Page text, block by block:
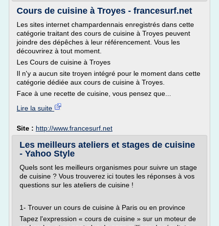
Cours de cuisine à Troyes - francesurf.net
Les sites internet champardennais enregistrés dans cette
catégorie traitant des cours de cuisine à Troyes peuvent
joindre des dépêches à leur référencement. Vous les
découvrirez à tout moment.
Les Cours de cuisine à Troyes
Il n'y a aucun site troyen intégré pour le moment dans cette
catégorie dédiée aux cours de cuisine à Troyes.
Face à une recette de cuisine, vous pensez que...
Lire la suite
Site : http://www.francesurf.net
Les meilleurs ateliers et stages de cuisine
- Yahoo Style
Quels sont les meilleurs organismes pour suivre un stage
de cuisine ? Vous trouverez ici toutes les réponses à vos
questions sur les ateliers de cuisine !
1- Trouver un cours de cuisine à Paris ou en province
Tapez l'expression « cours de cuisine » sur un moteur de